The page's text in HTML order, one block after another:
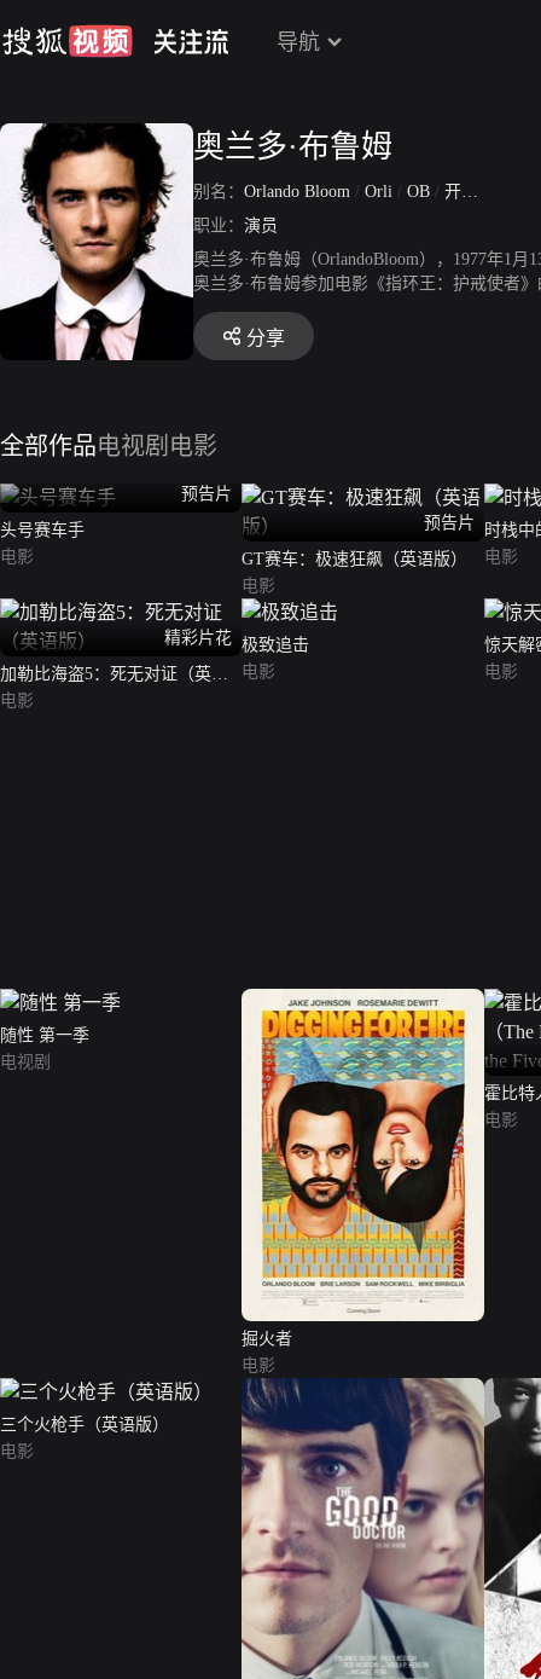
导航
奥兰多·布鲁姆
别名： Orlando Bloom / Orli / OB / 开花
职业： 演员
奥兰多·布鲁姆（OrlandoBloom），1977年1
奥兰多·布鲁姆参加电影《指环王：护戒使者
片《黑鹰坠落》；同年，主演的奇幻片《指
冒险片《加勒比海盗：黑珍珠号的诅咒》上映
盗：聚魂棺》。2007年，主演的奇幻片《加
年，主演剧情片《前哨》。
分享
全部作品电视剧 电影
预告片
头号赛车手
电影
预告片
GT赛车：极速狂飙（英语版）
电影
时栈中
电影
精彩片花
加勒比海盗5：死无对证（英语
版）
电影
极致追击
电影
惊天解
电影
随性 第一季
电视剧
掘火者
电影
霍比特
Hobbit:
电影
三个火枪手（英语版）
电影